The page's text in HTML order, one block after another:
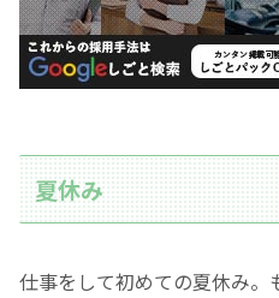
夏休み
仕事をして初めての夏休み